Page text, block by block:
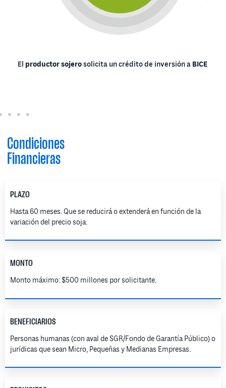
El productor sojerosolicita un crédito de inversión a BICE
Condiciones
Financieras
PLAZO
Hasta 60 meses. Que se reducirá o extenderá en función de la
variación del precio soja.
MONTO
Monto máximo: $500 millones por solicitante.
BENEFICIARIOS
Personas humanas (con aval de SGR/Fondo de Garantía Público) o
jurídicas que sean Micro, Pequeñas y Medianas Empresas.